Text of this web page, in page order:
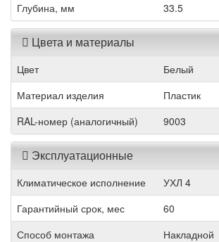
Глубина, мм
33.5
Цвета и материалы
Цвет
Белый
Материал изделия
Пластик
RAL-номер (аналогичный)
9003
Эксплуатационные
Климатическое исполнение
УХЛ 4
Гарантийный срок, мес
60
Способ монтажа
Накладной